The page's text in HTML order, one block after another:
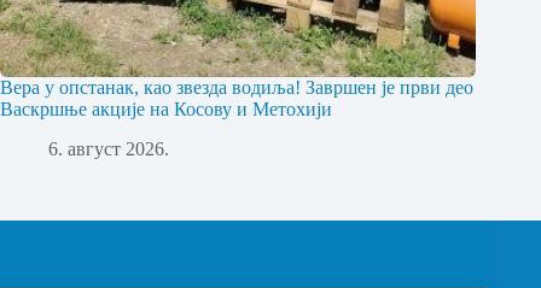
Вера у опстанак, као звезда водиља! Завршен је први део
Васкршње акције на Косову и Метохији
6. август 2026.